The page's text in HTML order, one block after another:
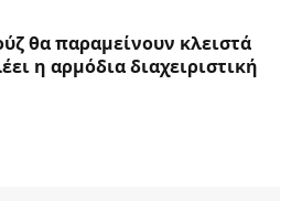
θα παραμείνουν κλειστά
η αρμόδια διαχειριστική